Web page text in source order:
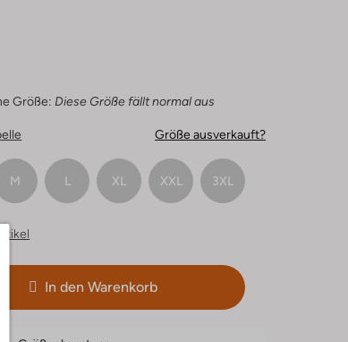
Größe: Diese Größe fällt normal aus
Größe ausverkauft?
M L XL XXL 3XL
In den Warenkorb